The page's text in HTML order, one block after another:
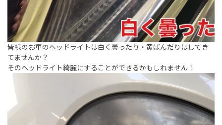
皆様のお車のヘッドライトは白く曇ったり・黄ばんだりはしてき
てませんか？
そのヘッドライト綺麗にすることができるかもしれません！